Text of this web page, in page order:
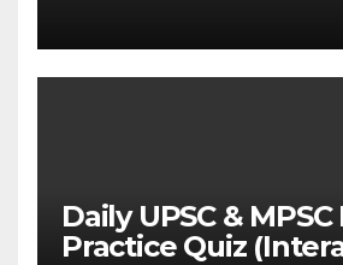
Daily UPSC &
Practice Quiz